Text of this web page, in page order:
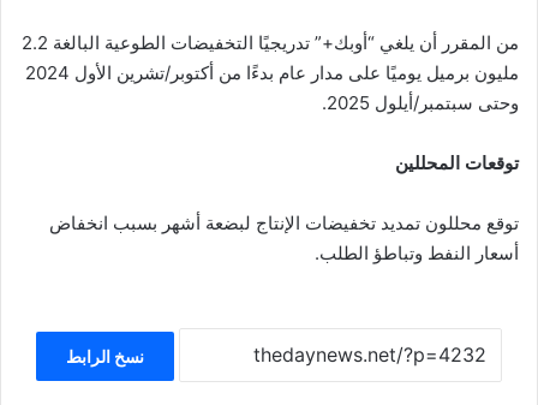
من المقرر أن يلغي “أوبك+” تدريجيًا التخفيضات الطوعية البالغة 2.2
مليون برميل يوميًا على مدار عام بدءًا من أكتوبر/تشرين الأول 2024
وحتى سبتمبر/أيلول 2025.
توقعات المحللين
توقع محللون تمديد تخفيضات الإنتاج لبضعة أشهر بسبب انخفاض
أسعار النفط وتباطؤ الطلب.
نسخ الرابط